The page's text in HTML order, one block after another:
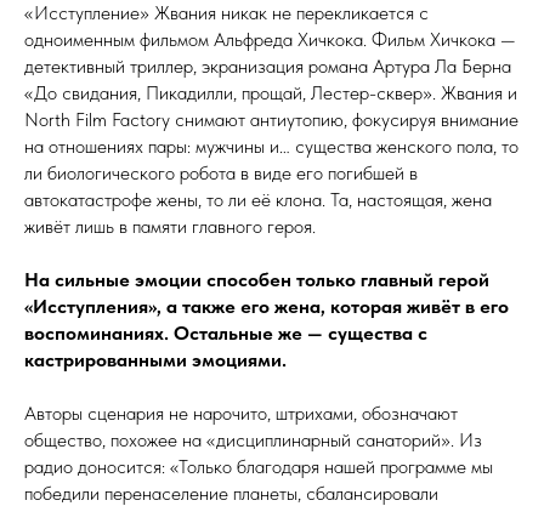
«Исступление» Жвания никак не перекликается с
одноименным фильмом Альфреда Хичкока. Фильм Хичкока —
детективный триллер, экранизация романа Артура Ла Берна
«До свидания, Пикадилли, прощай, Лестер-сквер». Жвания и
North Film Factory снимают антиутопию, фокусируя внимание
на отношениях пары: мужчины и… существа женского пола, то
ли биологического робота в виде его погибшей в
автокатастрофе жены, то ли её клона. Та, настоящая, жена
живёт лишь в памяти главного героя.
На сильные эмоции способен только главный герой
«Исступления», а также его жена, которая живёт в его
воспоминаниях. Остальные же — существа с
кастрированными эмоциями.
Авторы сценария не нарочито, штрихами, обозначают
общество, похожее на «дисциплинарный санаторий». Из
радио доносится: «Только благодаря нашей программе мы
победили перенаселение планеты, сбалансировали